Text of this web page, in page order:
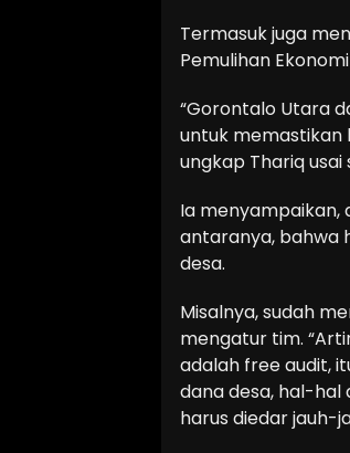
Termasuk juga
Pemulihan
“Gorontalo Utara
untuk memastikan
ungkap Thariq
Ia menyampaikan,
antaranya, bahwa
desa.
Misalnya, sudah
mengatur tim.
adalah free audit,
dana desa, hal-hal
harus diedar jauh-